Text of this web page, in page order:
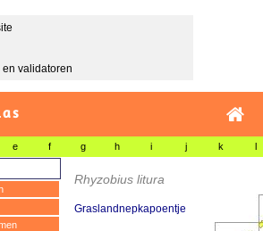
en validatoren
e f g h i j k l
Rhyzobius litura
Graslandnepkapoentje